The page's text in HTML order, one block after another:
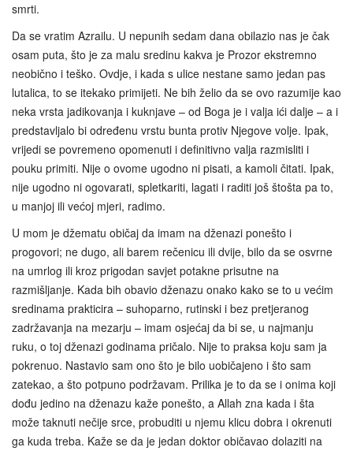
smrti.
Da se vratim Azrailu. U nepunih sedam dana obilazio nas je čak
osam puta, što je za malu sredinu kakva je Prozor ekstremno
neobično i teško. Ovdje, i kada s ulice nestane samo jedan pas
lutalica, to se itekako primijeti. Ne bih želio da se ovo razumije kao
neka vrsta jadikovanja i kuknjave – od Boga je i valja ići dalje – a i
predstavljalo bi određenu vrstu bunta protiv Njegove volje. Ipak,
vrijedi se povremeno opomenuti i definitivno valja razmisliti i
pouku primiti. Nije o ovome ugodno ni pisati, a kamoli čitati. Ipak,
nije ugodno ni ogovarati, spletkariti, lagati i raditi još štošta pa to,
u manjoj ili većoj mjeri, radimo.
U mom je džematu običaj da imam na dženazi ponešto i
progovori; ne dugo, ali barem rečenicu ili dvije, bilo da se osvrne
na umrlog ili kroz prigodan savjet potakne prisutne na
razmišljanje. Kada bih obavio dženazu onako kako se to u većim
sredinama prakticira – suhoparno, rutinski i bez pretjeranog
zadržavanja na mezarju – imam osjećaj da bi se, u najmanju
ruku, o toj dženazi godinama pričalo. Nije to praksa koju sam ja
pokrenuo. Nastavio sam ono što je bilo uobičajeno i što sam
zatekao, a što potpuno podržavam. Prilika je to da se i onima koji
dođu jedino na dženazu kaže ponešto, a Allah zna kada i šta
može taknuti nečije srce, probuditi u njemu klicu dobra i okrenuti
ga kuda treba. Kaže se da je jedan doktor običavao dolaziti na